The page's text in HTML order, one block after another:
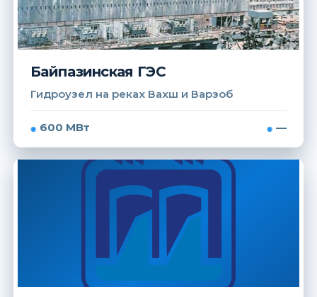
Байпазинская ГЭС
Гидроузел на реках Вахш и Варзоб
600 МВт —